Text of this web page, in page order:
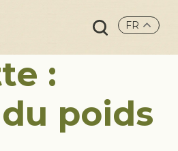
Search
FR
:
poids